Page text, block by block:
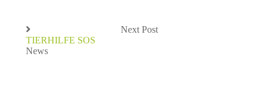
Next Post
TIERHILFE SOS
News